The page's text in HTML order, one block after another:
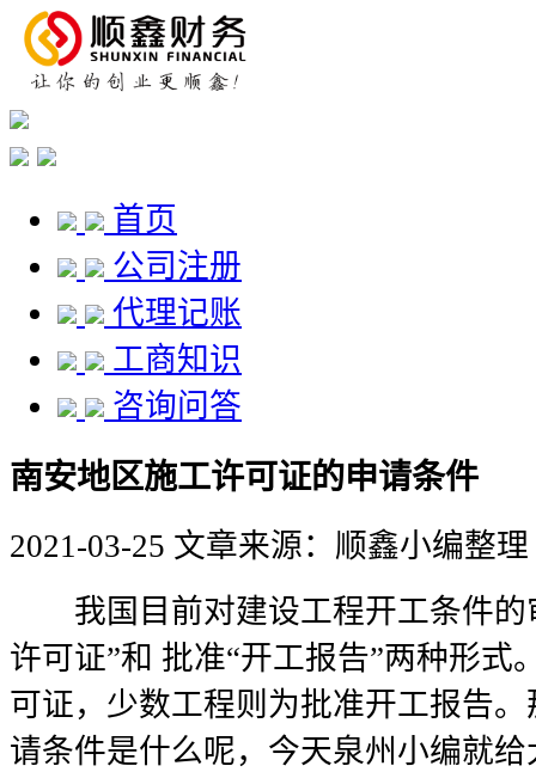
首页
公司注册
代理记账
工商知识
咨询问答
南安地区施工许可证的申请条件
2021-03-25 文章来源：顺鑫小编整理
我国目前对建设工程开工条件的
许可证”和 批准“开工报告”两种形式
可证，少数工程则为批准开工报告
请条件是什么呢，今天泉州小编就